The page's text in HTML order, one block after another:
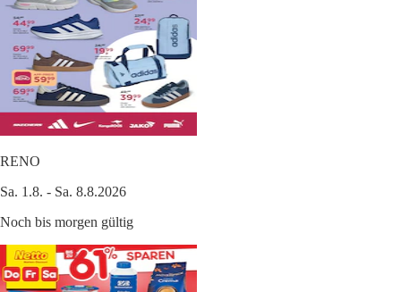
RENO
Sa. 1.8. - Sa. 8.8.2026
Noch bis morgen gültig